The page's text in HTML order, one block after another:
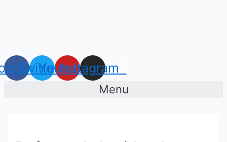
TwitterYoutube
Instagram
Menu